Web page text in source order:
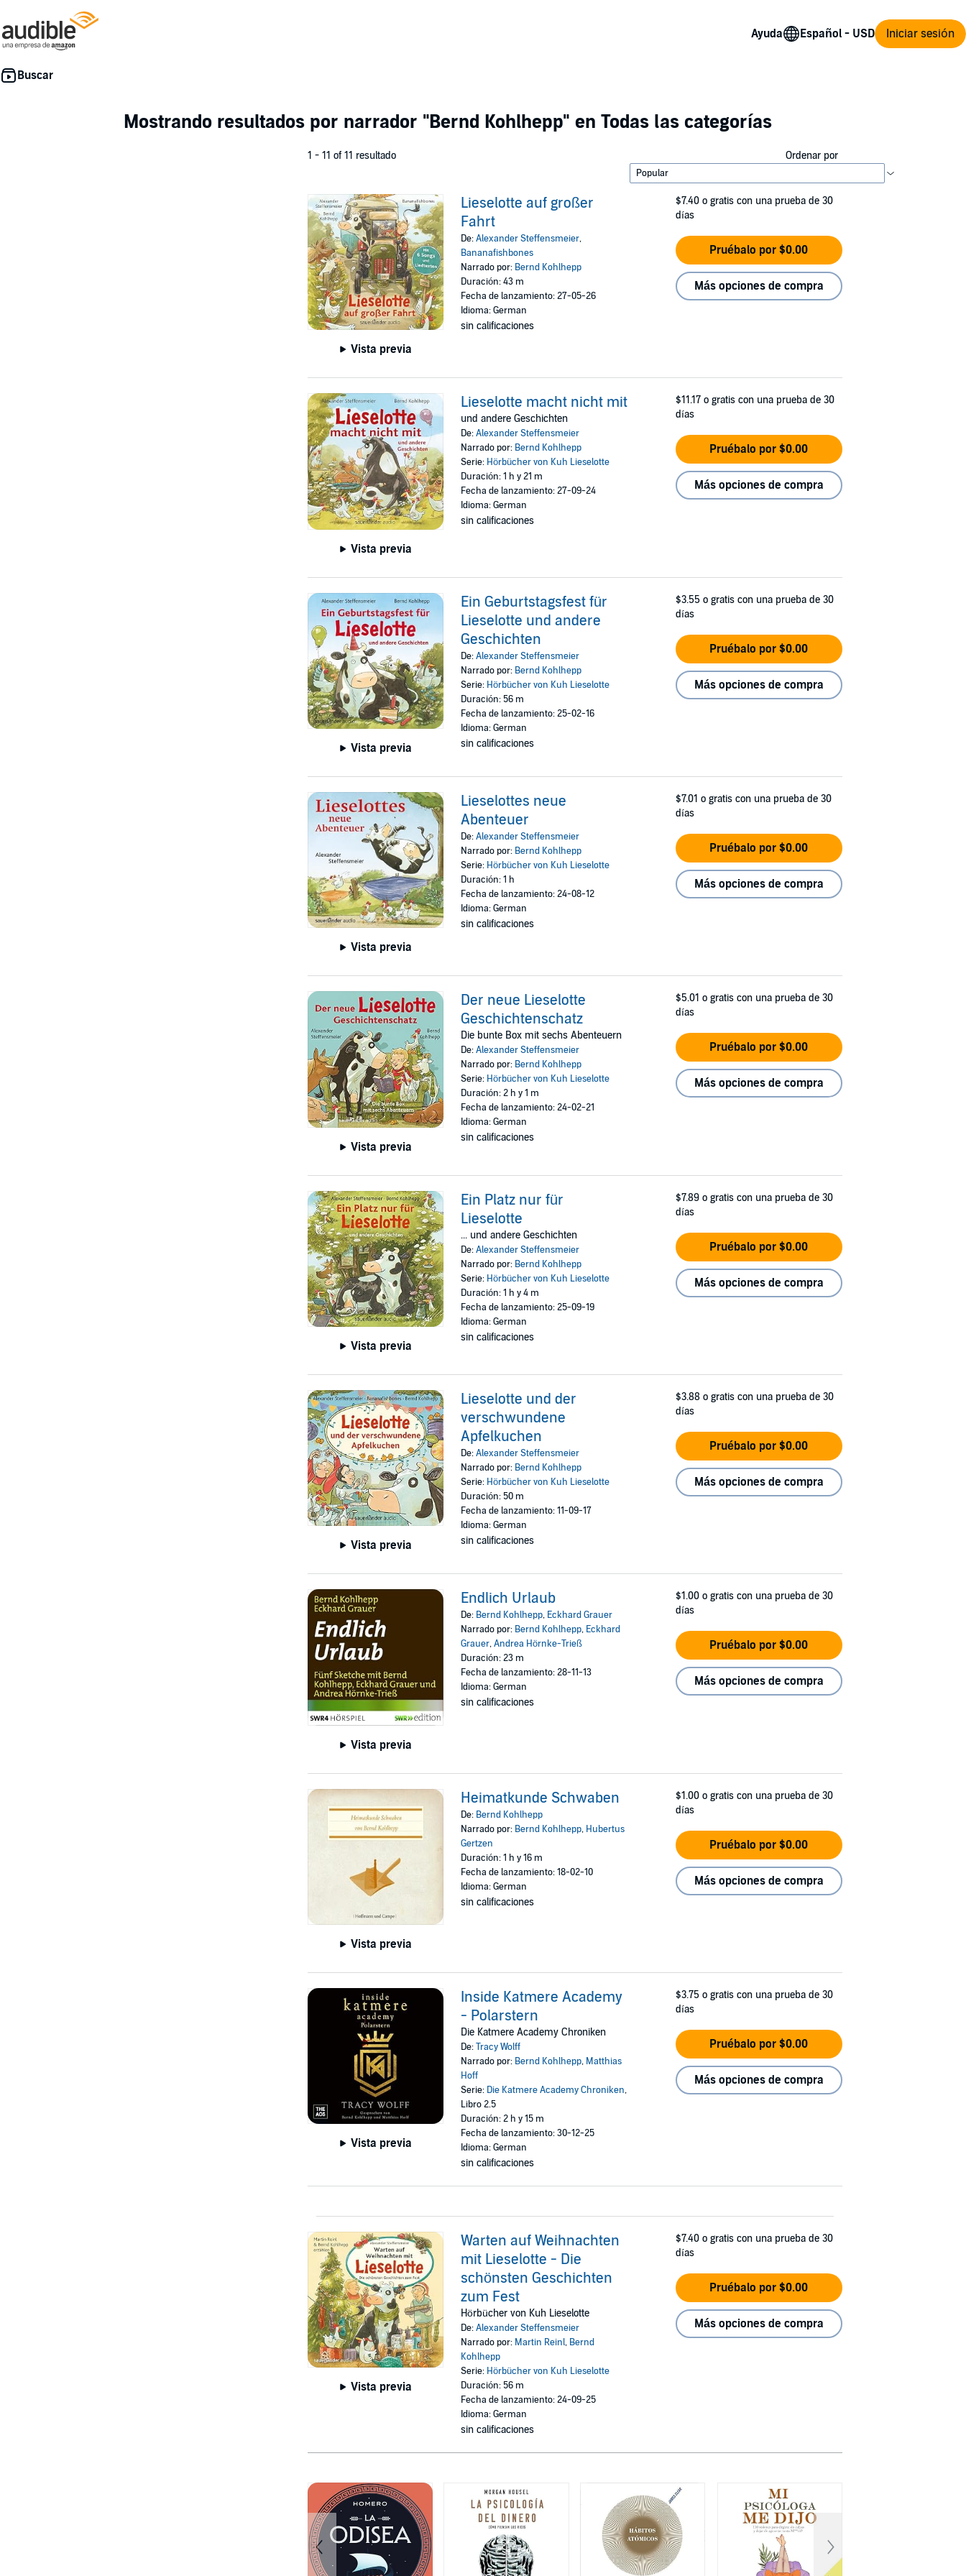
Ayuda Iniciar sesión
Mostrando resultados por narrador "Bernd Kohlhepp" en Todas las categorías
1 - 11 of 11 resultado Ordenar por
Vista previa
Lieselotte auf großer
Fahrt
De:Alexander Steffensmeier,
Bananafishbones
Narrado por: Bernd Kohlhepp
Duración: 43 m
Fecha de lanzamiento: 27-05-26
Idioma: German
sin calificaciones
$7.40 o gratis con una prueba de 30
días
Pruébalo por $0.00
Más opciones de compra
Vista previa
Lieselotte macht nicht mit
und andere Geschichten
De:Alexander Steffensmeier
Narrado por: Bernd Kohlhepp
Serie: Hörbücher von Kuh Lieselotte
Duración: 1 h y 21 m
Fecha de lanzamiento: 27-09-24
Idioma: German
sin calificaciones
$11.17 o gratis con una prueba de 30
días
Pruébalo por $0.00
Más opciones de compra
Vista previa
Ein Geburtstagsfest für
Lieselotte und andere
Geschichten
De:Alexander Steffensmeier
Narrado por: Bernd Kohlhepp
Serie: Hörbücher von Kuh Lieselotte
Duración: 56 m
Fecha de lanzamiento: 25-02-16
Idioma: German
sin calificaciones
$3.55 o gratis con una prueba de 30
días
Pruébalo por $0.00
Más opciones de compra
Vista previa
Lieselottes neue
Abenteuer
De:Alexander Steffensmeier
Narrado por: Bernd Kohlhepp
Serie: Hörbücher von Kuh Lieselotte
Duración: 1 h
Fecha de lanzamiento: 24-08-12
Idioma: German
sin calificaciones
$7.01 o gratis con una prueba de 30
días
Pruébalo por $0.00
Más opciones de compra
Vista previa
Der neue Lieselotte
Geschichtenschatz
Die bunte Box mit sechs Abenteuern
De:Alexander Steffensmeier
Narrado por: Bernd Kohlhepp
Serie: Hörbücher von Kuh Lieselotte
Duración: 2 h y 1 m
Fecha de lanzamiento: 24-02-21
Idioma: German
sin calificaciones
$5.01 o gratis con una prueba de 30
días
Pruébalo por $0.00
Más opciones de compra
Vista previa
Ein Platz nur für
Lieselotte
... und andere Geschichten
De:Alexander Steffensmeier
Narrado por: Bernd Kohlhepp
Serie: Hörbücher von Kuh Lieselotte
Duración: 1 h y 4 m
Fecha de lanzamiento: 25-09-19
Idioma: German
sin calificaciones
$7.89 o gratis con una prueba de 30
días
Pruébalo por $0.00
Más opciones de compra
Vista previa
Lieselotte und der
verschwundene
Apfelkuchen
De:Alexander Steffensmeier
Narrado por: Bernd Kohlhepp
Serie: Hörbücher von Kuh Lieselotte
Duración: 50 m
Fecha de lanzamiento: 11-09-17
Idioma: German
sin calificaciones
$3.88 o gratis con una prueba de 30
días
Pruébalo por $0.00
Más opciones de compra
Vista previa
Endlich Urlaub
De: Bernd Kohlhepp, Eckhard Grauer
Narrado por: Bernd Kohlhepp, Eckhard
Grauer,Andrea Hörnke-Trieß
Duración: 23 m
Fecha de lanzamiento: 28-11-13
Idioma: German
sin calificaciones
$1.00 o gratis con una prueba de 30
días
Pruébalo por $0.00
Más opciones de compra
Vista previa
Heimatkunde Schwaben
De: Bernd Kohlhepp
Narrado por: Bernd Kohlhepp, Hubertus
Gertzen
Duración: 1 h y 16 m
Fecha de lanzamiento: 18-02-10
Idioma: German
sin calificaciones
$1.00 o gratis con una prueba de 30
días
Pruébalo por $0.00
Más opciones de compra
Vista previa
Inside Katmere Academy
- Polarstern
Die Katmere Academy Chroniken
De:Tracy Wolff
Narrado por: Bernd Kohlhepp, Matthias
Hoff
Serie: Die Katmere Academy Chroniken,
Libro 2.5
Duración: 2 h y 15 m
Fecha de lanzamiento: 30-12-25
Idioma: German
sin calificaciones
$3.75 o gratis con una prueba de 30
días
Pruébalo por $0.00
Más opciones de compra
Vista previa
Warten auf Weihnachten
mit Lieselotte - Die
schönsten Geschichten
zum Fest
Hörbücher von Kuh Lieselotte
De:Alexander Steffensmeier
Narrado por: Martin Reinl, Bernd
Kohlhepp
Serie: Hörbücher von Kuh Lieselotte
Duración: 56 m
Fecha de lanzamiento: 24-09-25
Idioma: German
sin calificaciones
$7.40 o gratis con una prueba de 30
días
Pruébalo por $0.00
Más opciones de compra